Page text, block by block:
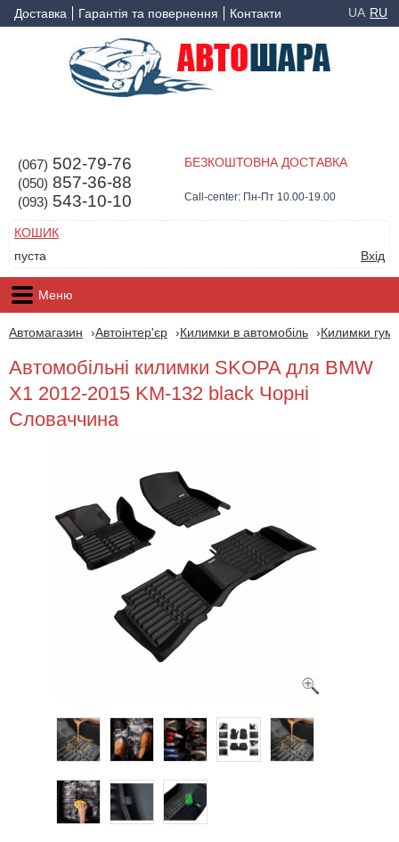
Доставка Гарантія та повернення Контакти UA RU
(067) 502-79-76
(050) 857-36-88
(093) 543-10-10
БЕЗКОШТОВНА ДОСТАВКА
Call-center: Пн-Пт 10.00-19.00
КОШИК
пуста
Вхід
Меню
Автомагазин Автоінтер'єр Килимки в автомобіль Килимки
Автомобільні килимки SKOPA для BMW
X1 2012-2015 KM-132 black Чорні
Словаччина